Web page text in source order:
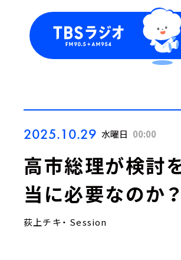
2025.10.29 水曜日 00:00
高市総理が検討
当に必要なのか？
荻上チキ・ Session